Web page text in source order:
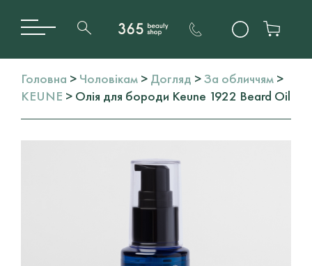
Головна > Чоловікам > Догляд >За обличчям >
KEUNE > Олія для бороди Keune 1922 Beard Oil